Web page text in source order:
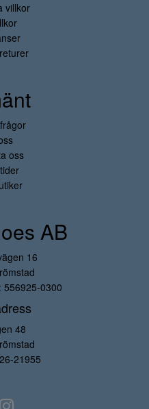
villkor
oss
AB
16
556925-0300
48
21955